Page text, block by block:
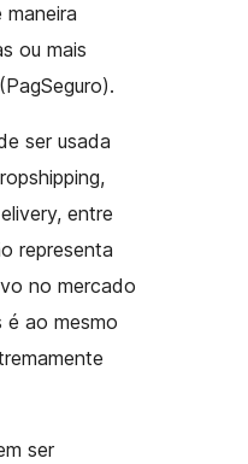
ou mais
ser usada
entre
representa
no mercado
é ao mesmo
ser